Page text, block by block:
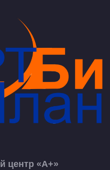
центр «А+»